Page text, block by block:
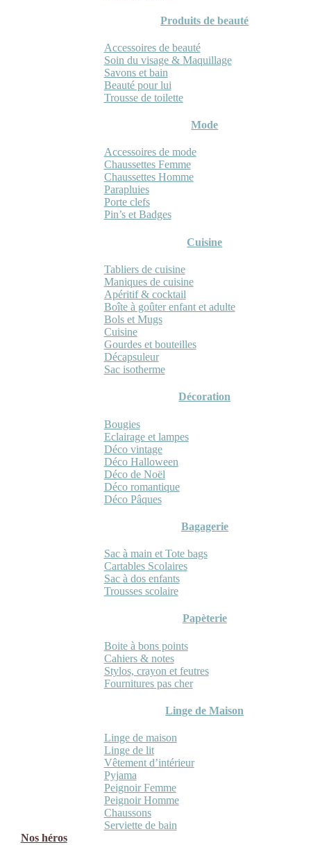
Produits de beauté
Accessoires de beauté
Soin du visage & Maquillage
Savons et bain
Beauté pour lui
Trousse de toilette
Mode
Accessoires de mode
Chaussettes Femme
Chaussettes Homme
Parapluies
Porte clefs
Pin’s et Badges
Cuisine
Tabliers de cuisine
Maniques de cuisine
Apéritif & cocktail
Boîte à goûter enfant et adulte
Bols et Mugs
Cuisine
Gourdes et bouteilles
Décapsuleur
Sac isotherme
Décoration
Bougies
Eclairage et lampes
Déco vintage
Déco Halloween
Déco de Noël
Déco romantique
Déco Pâques
Bagagerie
Sac à main et Tote bags
Cartables Scolaires
Sac à dos enfants
Trousses scolaire
Papèterie
Boite à bons points
Cahiers & notes
Stylos, crayon et feutres
Fournitures pas cher
Linge de Maison
Linge de maison
Linge de lit
Vêtement d’intérieur
Pyjama
Peignoir Femme
Peignoir Homme
Chaussons
Serviette de bain
Nos héros